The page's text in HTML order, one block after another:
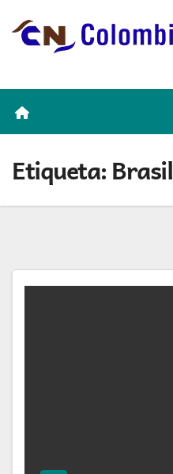
Etiqueta:Brasil